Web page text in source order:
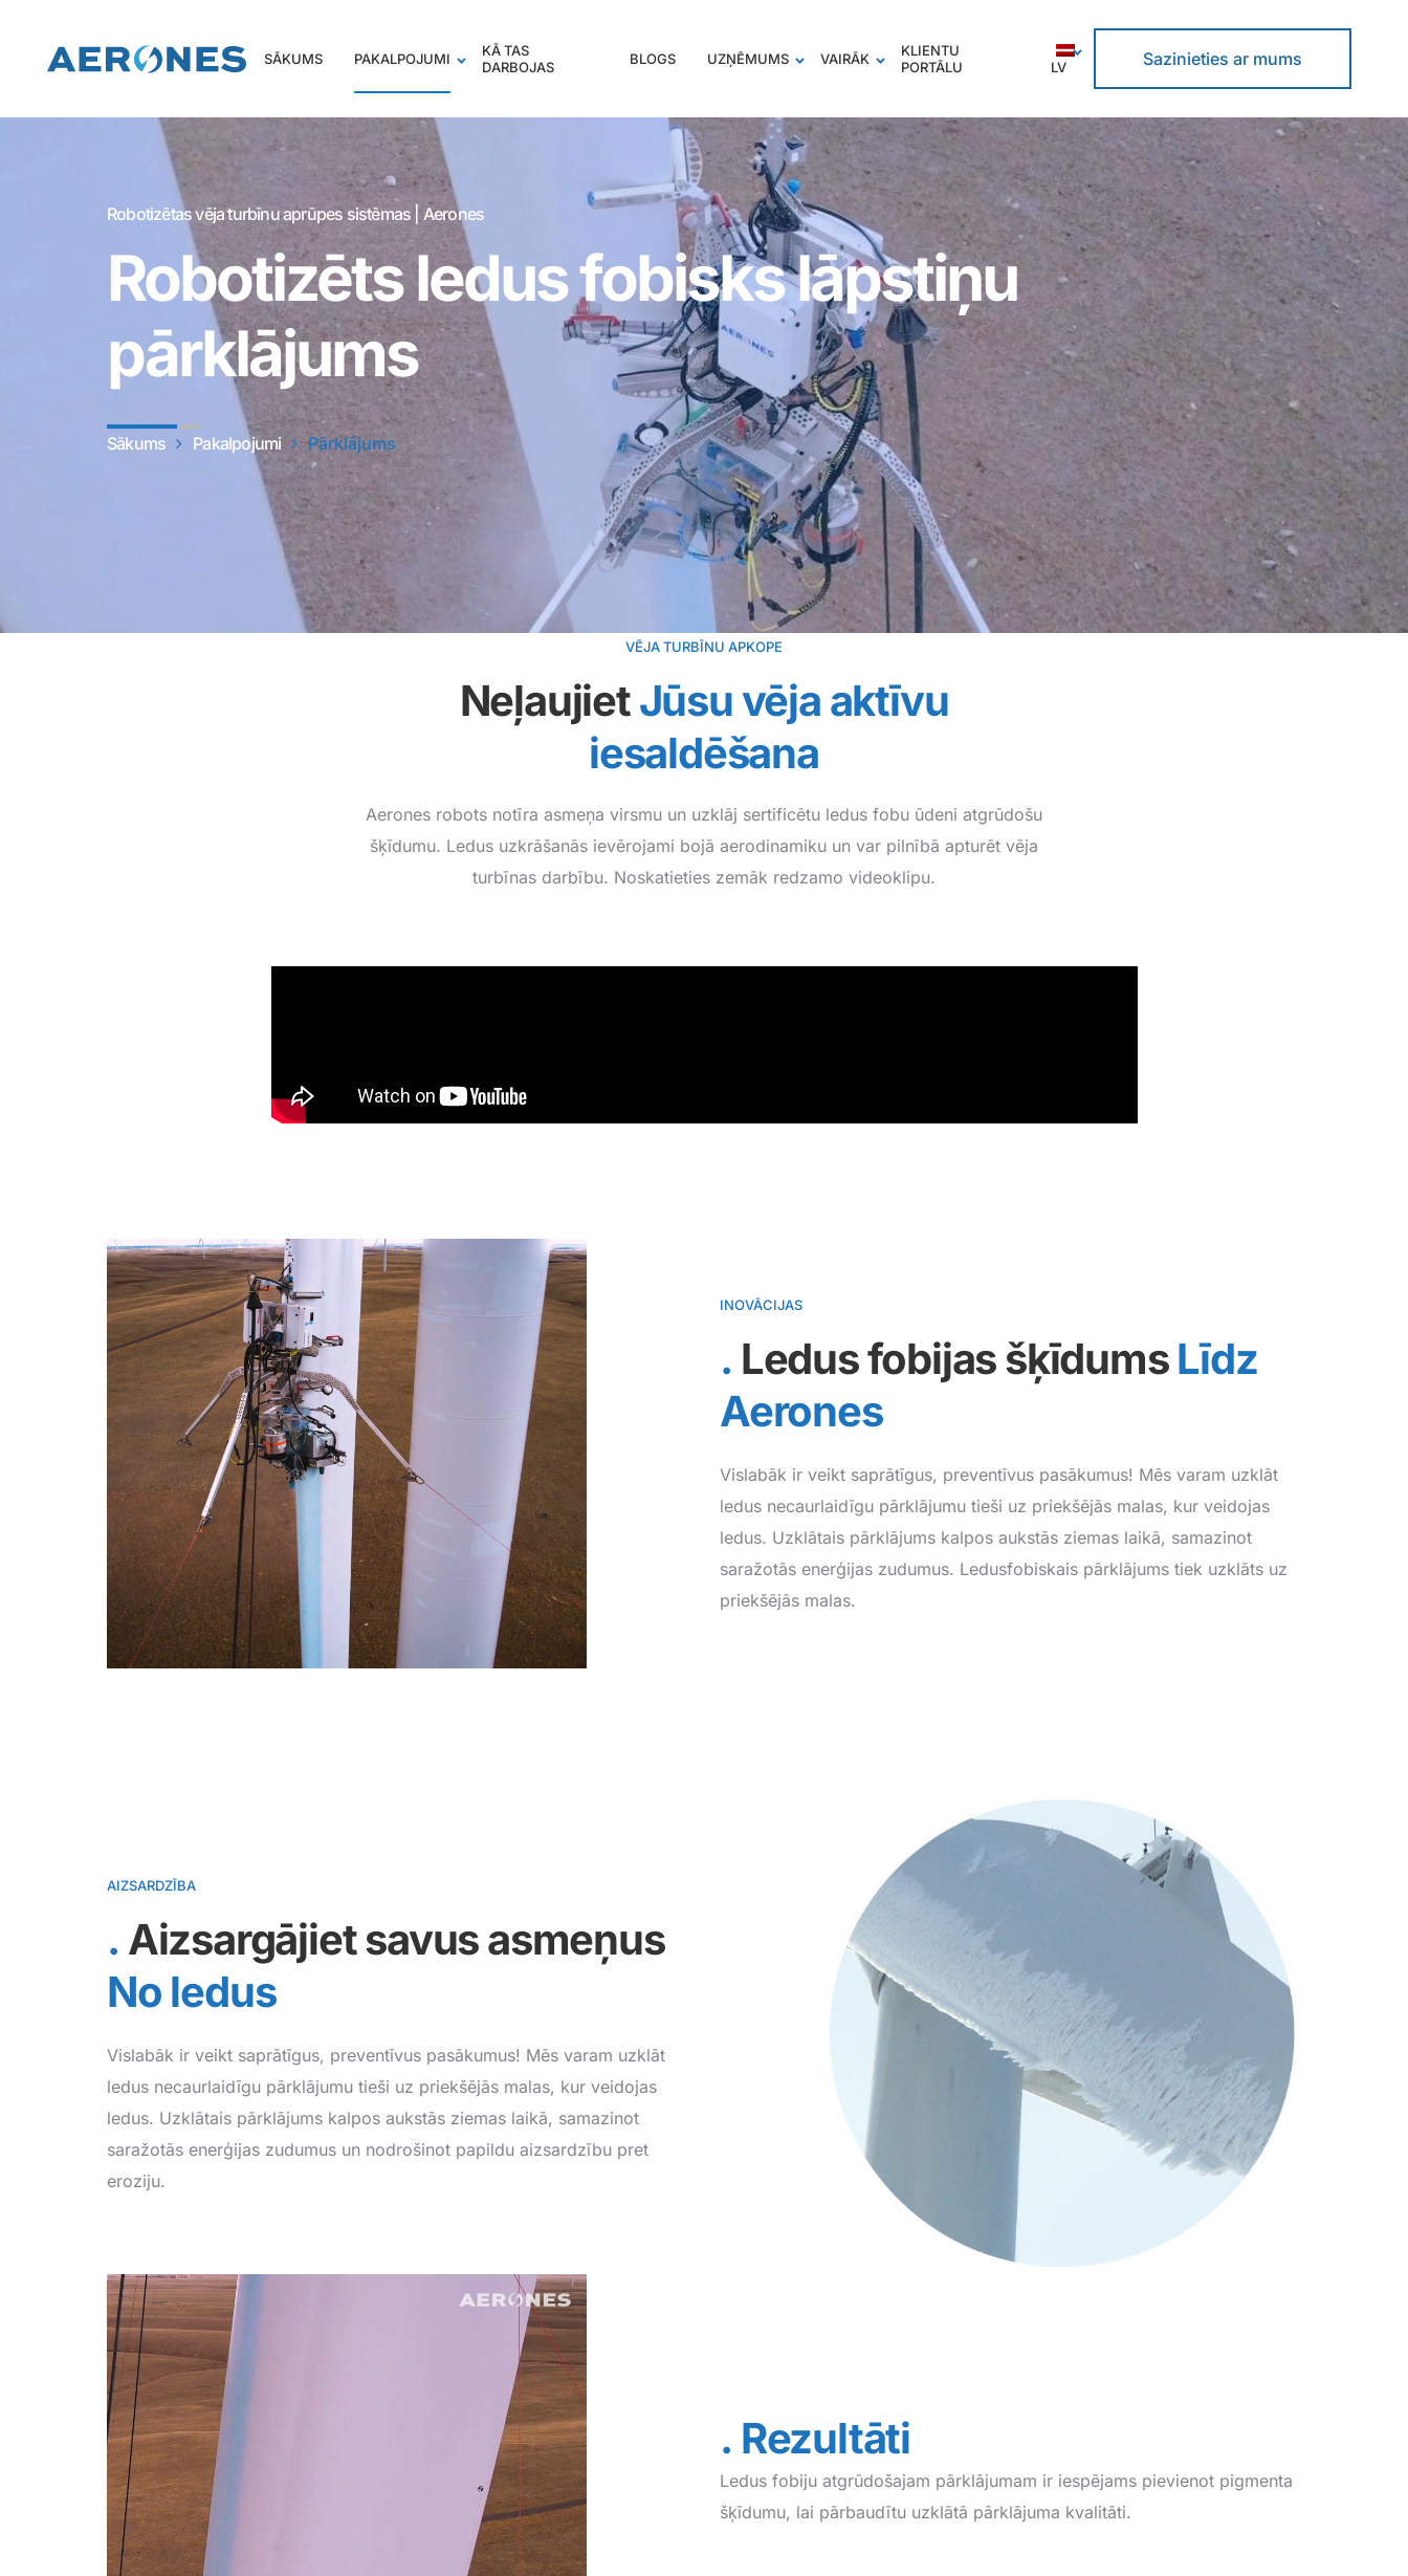
SĀKUMS PAKALPOJUMI
KĀ TAS
DARBOJAS
BLOGS UZŅĒMUMS VAIRĀK
KLIENTU
PORTĀLU
LV Sazinieties ar mums
Robotizētas vēja turbīnu aprūpes sistēmas | Aerones
Robotizēts ledus fobisks lāpstiņu
pārklājums
Sākums Pakalpojumi Pārklājums
VĒJA TURBĪNU APKOPE
NeļaujietJūsu vēja aktīvu
iesaldēšana
Aerones robots notīra asmeņa virsmu un uzklāj sertificētu ledus fobu ūdeni atgrūdošu
šķīdumu. Ledus uzkrāšanās ievērojami bojā aerodinamiku un var pilnībā apturēt vēja
turbīnas darbību. Noskatieties zemāk redzamo videoklipu.
INOVĀCIJAS
Ledus fobijas šķīdumsLīdz
Aerones
Vislabāk ir veikt saprātīgus, preventīvus pasākumus! Mēs varam uzklāt
ledus necaurlaidīgu pārklājumu tieši uz priekšējās malas, kur veidojas
ledus. Uzklātais pārklājums kalpos aukstās ziemas laikā, samazinot
saražotās enerģijas zudumus. Ledusfobiskais pārklājums tiek uzklāts uz
priekšējās malas.
AIZSARDZĪBA
Aizsargājiet savus asmeņus
No ledus
Vislabāk ir veikt saprātīgus, preventīvus pasākumus! Mēs varam uzklāt
ledus necaurlaidīgu pārklājumu tieši uz priekšējās malas, kur veidojas
ledus. Uzklātais pārklājums kalpos aukstās ziemas laikā, samazinot
saražotās enerģijas zudumus un nodrošinot papildu aizsardzību pret
eroziju.
Rezultāti
Ledus fobiju atgrūdošajam pārklājumam ir iespējams pievienot pigmenta
šķīdumu, lai pārbaudītu uzklātā pārklājuma kvalitāti.